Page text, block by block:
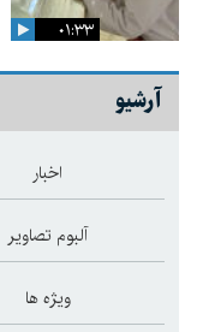
۰۱:۳۳
آرشیو
اخبار
آلبوم تصاویر
ویژه ها